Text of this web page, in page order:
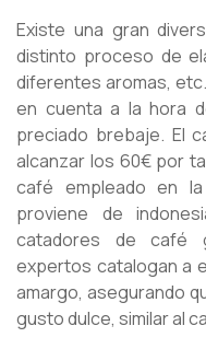
Existe una gran
distinto proceso de
diferentes aromas,
en cuenta a la hora
preciado brebaje. El
alcanzar los 60€ por
café empleado en
proviene de
catadores de café
expertos catalogan a
amargo, asegurando
gusto dulce, similar al